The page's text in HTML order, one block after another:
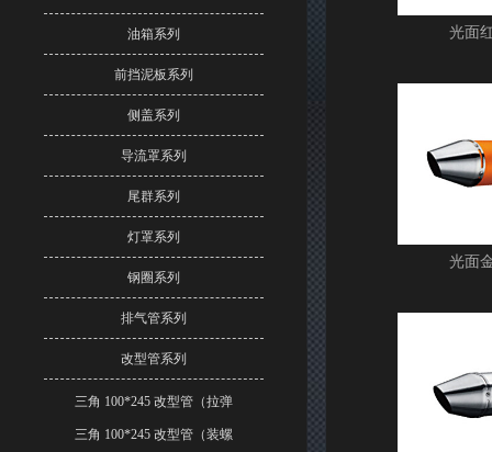
油箱系列
前挡泥板系列
侧盖系列
导流罩系列
尾群系列
灯罩系列
钢圈系列
排气管系列
改型管系列
三角 100*245 改型管（拉弹
三角 100*245 改型管（装螺
光面
光面